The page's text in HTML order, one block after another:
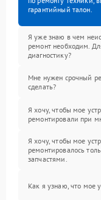
гарантийный талон.
Я уже знаю в чем
ремонт необходим.
диагностику?
Мне нужен срочный
сделать?
Я хочу, чтобы мое
ремонтировали при
Я хочу, чтобы мое
ремонтировалось
запчастями.
Как я узнаю, что мое